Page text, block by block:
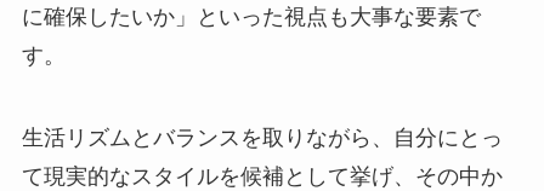
に確保したいか」といった視点も大事な要素で
す。
生活リズムとバランスを取りながら、自分にとっ
て現実的なスタイルを候補として挙げ、その中か